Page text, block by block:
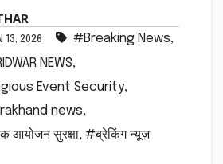
13, 2026 #Breaking News,
NEWS,
Event Security,
news,
आयोजन सुरक्षा, #ब्रेकिंग न्यूज़